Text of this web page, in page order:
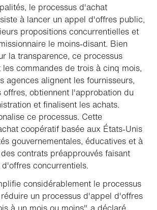
le processus d'achat
à lancer un appel d'offres public,
propositions concurrentielles et
le moins-disant. Bien
la transparence, ce processus
les commandes de trois à cinq mois,
agences alignent les fournisseurs,
offres, obtiennent l'approbation du
et finalisent les achats.
ce processus. Cette
coopératif basée aux États-Unis
gouvernementales, éducatives et à
contrats préapprouvés faisant
concurrentiels.
considérablement le processus
un processus d'appel d'offres